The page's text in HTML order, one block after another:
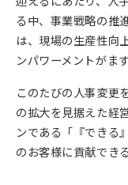
る中、事業戦略の推
は、現場の生産性向
ンパワーメントがま
このたびの人事変更
の拡大を見据えた経
ンである「『できる
のお客様に貢献でき